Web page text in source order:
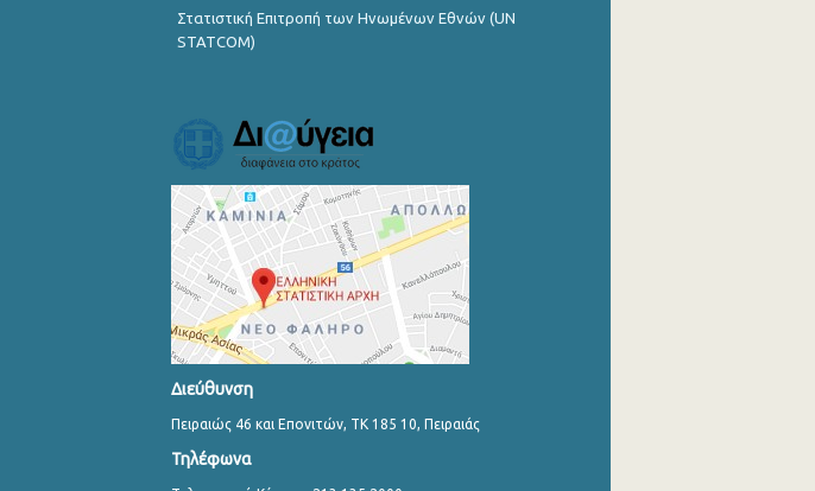
Στατιστική Επιτροπή των Ηνωμένων Εθνών (UN
STATCOM)
Διεύθυνση
Πειραιώς 46 και Επονιτών, ΤΚ 185 10, Πειραιάς
Τηλέφωνα